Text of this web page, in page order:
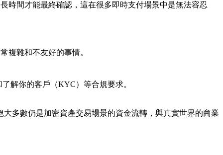
時間才能最終確認，這在很多即時支付場景中是無法容忍
複雜和不友好的事情。
解你的客戶（KYC）等合規要求。
多數仍是加密資產交易場景的資金流轉，與真實世界的商業